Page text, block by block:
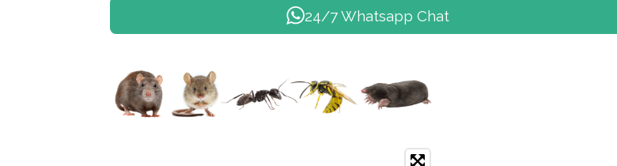
24/7 Whatsapp Chat